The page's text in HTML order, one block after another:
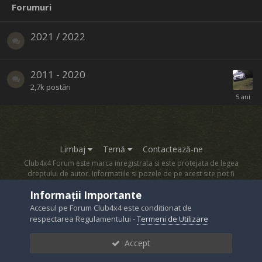
Forumuri
2021 / 2022
2011 - 2020
2,7k postări
Limbaj Temă Contactează-ne
Club4x4 Forum este marca inregistrata si este protejata de legea
dreptului de autor. Informatiile si pozele de pe acest site pot fi
Powered by Invision Community
Informații Importante
Accesul pe Forum Club4x4 este conditionat de
respectarea Regulamentului -Termeni de Utilizare
Accept